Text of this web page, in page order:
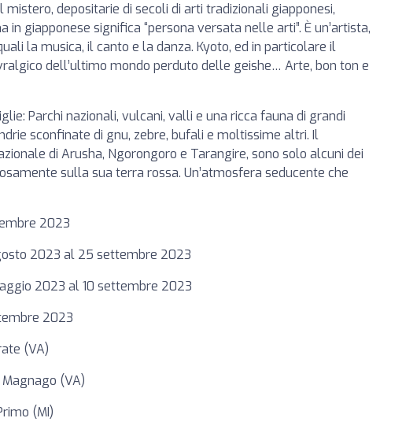
depositarie di secoli di arti tradizionali giapponesi,
in giapponese significa “persona versata nelle arti”. È un’artista,
la musica, il canto e la danza. Kyoto, ed in particolare il
dell’ultimo mondo perduto delle geishe… Arte, bon ton e
Parchi nazionali, vulcani, valli e una ricca fauna di grandi
sconfinate di gnu, zebre, bufali e moltissime altri. Il
di Arusha, Ngorongoro e Tarangire, sono solo alcuni dei
sulla sua terra rossa. Un’atmosfera seducente che
2023
2023 al 25 settembre 2023
2023 al 10 settembre 2023
2023
(VA)
Magnago (VA)
(MI)